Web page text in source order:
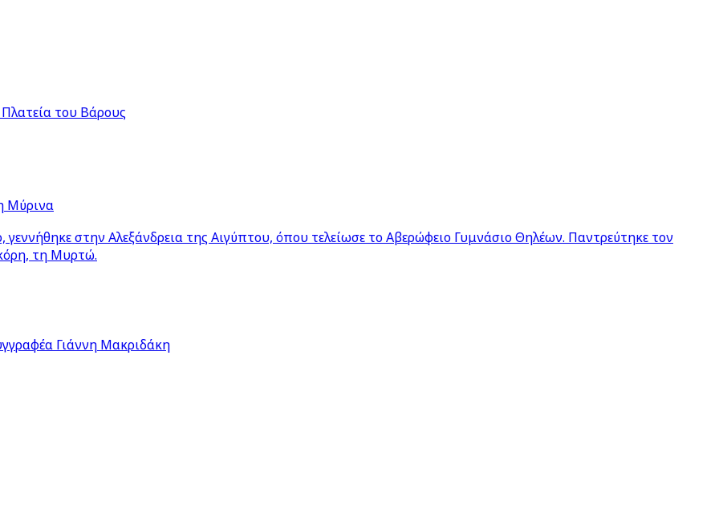
του Βάρους
Μύρινα
στην Αλεξάνδρεια της Αιγύπτου, όπου τελείωσε το Αβερώφειο Γυμνάσιο Θηλέων. Παντρεύτηκε τον
τη Μυρτώ.
Γιάννη Μακριδάκη